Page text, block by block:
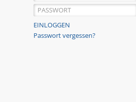
Passwort vergessen?